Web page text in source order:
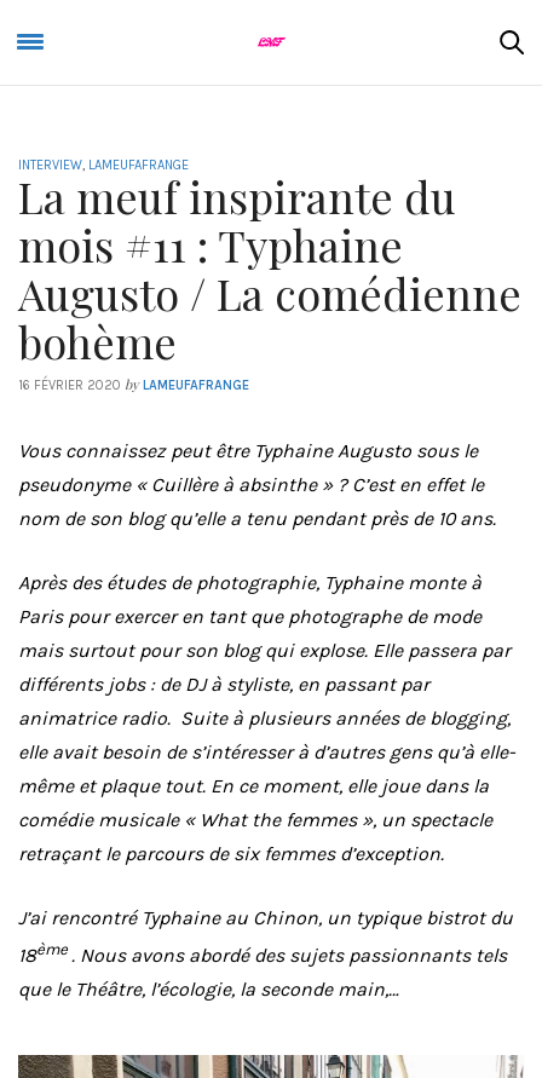
INTERVIEW, LAMEUFAFRANGE
La meuf inspirante du
mois #11 : Typhaine
Augusto / La comédienne
bohème
16 FÉVRIER 2020 by LAMEUFAFRANGE
Vous connaissez peut être Typhaine Augusto sous le
pseudonyme « Cuillère à absinthe » ? C’est en effet le
nom de son blog qu’elle a tenu pendant près de 10 ans.
Après des études de photographie, Typhaine monte à
Paris pour exercer en tant que photographe de mode
mais surtout pour son blog qui explose. Elle passera par
différents jobs : de DJ à styliste, en passant par
animatrice radio. Suite à plusieurs années de blogging,
elle avait besoin de s’intéresser à d’autres gens qu’à elle-
même et plaque tout. En ce moment, elle joue dans la
comédie musicale « What the femmes », un spectacle
retraçant le parcours de six femmes d’exception.
J’ai rencontré Typhaine au Chinon, un typique bistrot du
18ème. Nous avons abordé des sujets passionnants tels
que le Théâtre, l’écologie, la seconde main,…